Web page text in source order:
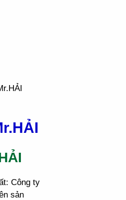
Công ty
sản